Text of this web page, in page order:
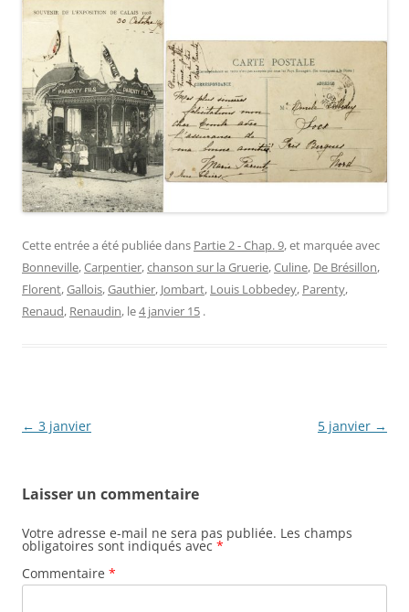
Cette entrée a été publiée dans Partie 2 - Chap. 9, et marquée avec
Bonneville,Carpentier,chanson sur la Gruerie,Culine, De Brésillon,
Florent,Gallois,Gauthier, Jombart, Louis Lobbedey, Parenty,
Renaud, Renaudin, le4 janvier 15 .
Navigation
← 3 janvier 5 janvier →
Laisser un commentaire
Votre adresse e-mail ne sera pas publiée. Les champs
obligatoires sont indiqués avec *
Commentaire *